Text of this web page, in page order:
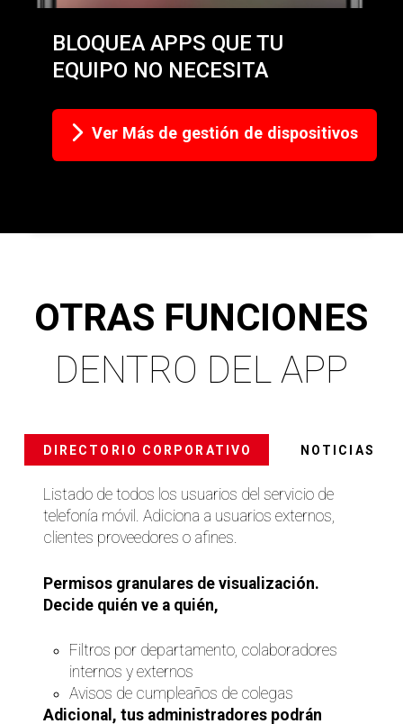
BLOQUEA APPS QUE TU
EQUIPO NO NECESITA
Ver Más de gestión de dispositivos
OTRAS FUNCIONES
DENTRO DEL APP
DIRECTORIO CORPORATIVO NOTICIAS
Listado de todos los usuarios del servicio de
telefonía móvil. Adiciona a usuarios externos,
clientes proveedores o afines.
Permisos granulares de visualización.
Decide quién ve a quién,
Filtros por departamento, colaboradores
internos y externos
Avisos de cumpleaños de colegas
Adicional, tus administradores podrán